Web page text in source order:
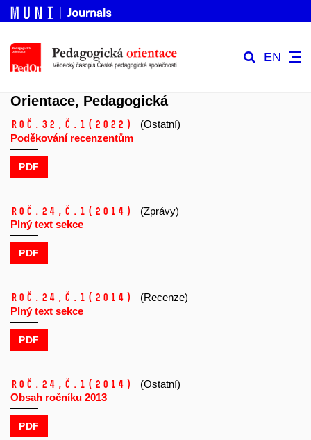
EN
Orientace, Pedagogická
Roč.32, č.1 (2022)
(Ostatní)
Poděkování recenzentům
PDF
Roč.24, č.1 (2014)
(Zprávy)
Plný text sekce
PDF
Roč.24, č.1 (2014)
(Recenze)
Plný text sekce
PDF
Roč.24, č.1 (2014)
(Ostatní)
Obsah ročníku 2013
PDF